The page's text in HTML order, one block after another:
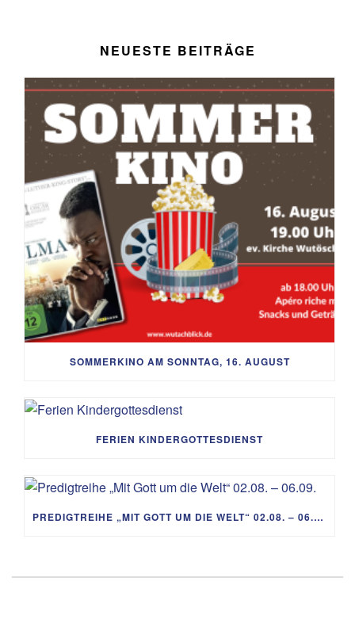
NEUESTE BEITRÄGE
SOMMERKINO AM SONNTAG, 16. AUGUST
FERIEN KINDERGOTTESDIENST
PREDIGTREIHE „MIT GOTT UM DIE WELT“ 02.08. – 06.09.